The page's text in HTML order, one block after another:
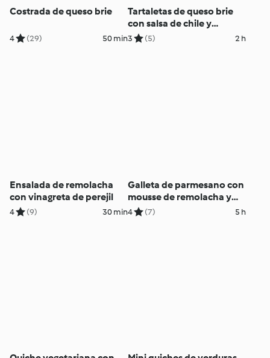
Costrada de queso brie
4 (29) 50 min
Tartaletas de queso brie
con salsa de chile y
mermelada de frambuesas
3 (5) 2 h
Ensalada de remolacha
con vinagreta de perejil
4 (9) 30 min
Galleta de parmesano con
mousse de remolacha y
salmón ahumado
4 (7) 5 h